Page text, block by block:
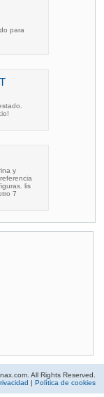
para
y
lis
7
All Rights Reserved.
Política de cookies